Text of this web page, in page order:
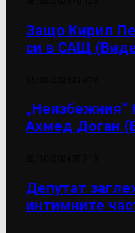
Защо Кирил
си в САЩ
„Неизбежния“
Ахмед Доган
Депутат
интимните